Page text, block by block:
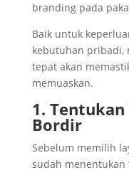
branding pada
Baik untuk
kebutuhan pribadi,
tepat akan
memuaskan.
1.
Bordir
Sebelum memilih
sudah